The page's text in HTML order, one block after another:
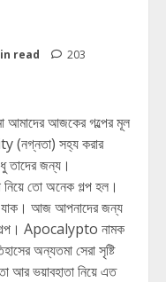
read 203
আজকের গল্পের মূল
(নগ্নতা) সহ্য করার
তাদের জন্য।
তো অনেক গল্প হল।
যাক। আজ আপনাদের জন্য
গল্প। Apocalypto নামক
অন্যতমা সেরা সৃষ্টি
আর ভয়াবহাতা নিয়ে এত